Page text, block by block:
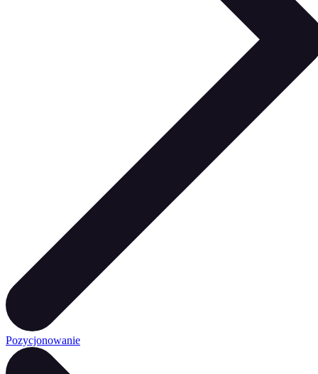
Pozycjonowanie